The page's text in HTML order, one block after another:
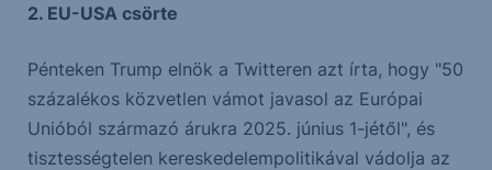
2. EU-USA csörte
Pénteken Trump elnök a Twitteren azt írta, hogy "50
százalékos közvetlen vámot javasol az Európai
Unióból származó árukra 2025. június 1-jétől", és
tisztességtelen kereskedelempolitikával vádolja az